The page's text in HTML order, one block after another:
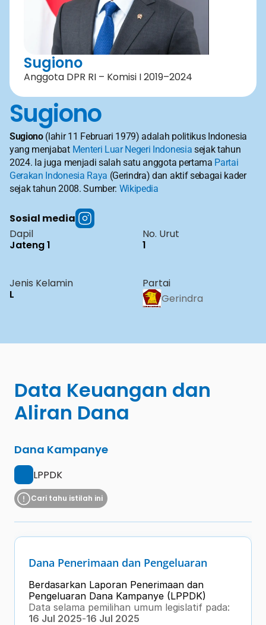
Sugiono
Anggota DPR RI – Komisi I 2019–2024
Sugiono
Sugiono (lahir 11 Februari 1979) adalah politikus Indonesia
yang menjabat Menteri Luar Negeri Indonesia sejak tahun
2024. Ia juga menjadi salah satu anggota pertama Partai
Gerakan Indonesia Raya (Gerindra) dan aktif sebagai kader
sejak tahun 2008. Sumber: Wikipedia
Sosial media
Dapil
Jateng 1
No. Urut
1
Jenis Kelamin
L
Partai
Gerindra
Data Keuangan dan
Aliran Dana
Dana Kampanye
LPPDK
Cari tahu istilah ini
Dana Penerimaan dan Pengeluaran
Berdasarkan Laporan Penerimaan dan
Pengeluaran Dana Kampanye (LPPDK)
Data selama pemilihan umum legislatif pada:
16 Jul 2025-16 Jul 2025